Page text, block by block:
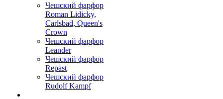
Чешский фарфор
Roman Lidicky,
Carlsbad, Queen's
Crown
Чешский фарфор
Leander
Чешский фарфор
Repast
Чешский фарфор
Rudolf Kampf